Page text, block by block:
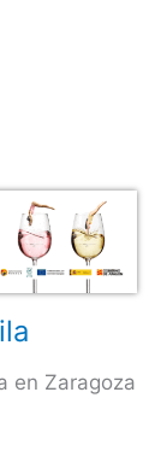
en Zaragoza